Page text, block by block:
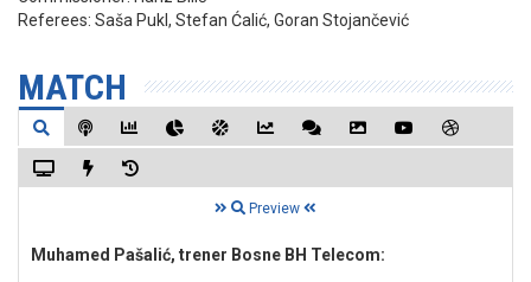
Referees: Saša Pukl, Stefan Ćalić, Goran Stojančević
MATCH
Preview
Muhamed Pašalić, trener Bosne BH Telecom: